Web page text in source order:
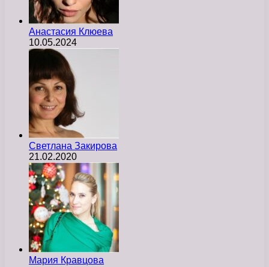
Анастасия Клюева
10.05.2024
Светлана Закирова
21.02.2020
Мария Кравцова